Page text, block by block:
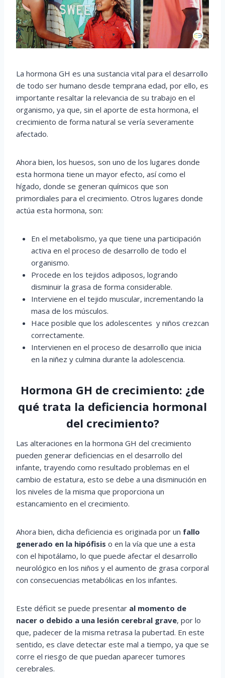
La hormona GH es una sustancia vital para el desarrollo
de todo ser humano desde temprana edad, por ello, es
importante resaltar la relevancia de su trabajo en el
organismo, ya que, sin el aporte de esta hormona, el
crecimiento de forma natural se vería severamente
afectado.
Ahora bien, los huesos, son uno de los lugares donde
esta hormona tiene un mayor efecto, así como el
hígado, donde se generan químicos que son
primordiales para el crecimiento. Otros lugares donde
actúa esta hormona, son:
En el metabolismo, ya que tiene una participación
activa en el proceso de desarrollo de todo el
organismo.
Procede en los tejidos adiposos, logrando
disminuir la grasa de forma considerable.
Interviene en el tejido muscular, incrementando la
masa de los músculos.
Hace posible que los adolescentes y niños crezcan
correctamente.
Intervienen en el proceso de desarrollo que inicia
en la niñez y culmina durante la adolescencia.
Hormona GH de crecimiento: ¿de
qué trata la deficiencia hormonal
del crecimiento?
Las alteraciones en la hormona GH del crecimiento
pueden generar deficiencias en el desarrollo del
infante, trayendo como resultado problemas en el
cambio de estatura, esto se debe a una disminución en
los niveles de la misma que proporciona un
estancamiento en el crecimiento.
Ahora bien, dicha deficiencia es originada por un fallo
generado en la hipófisis o en la vía que une a esta
con el hipotálamo, lo que puede afectar el desarrollo
neurológico en los niños y el aumento de grasa corporal
con consecuencias metabólicas en los infantes.
Este déficit se puede presentar al momento de
nacer o debido a una lesión cerebral grave, por lo
que, padecer de la misma retrasa la pubertad. En este
sentido, es clave detectar este mal a tiempo, ya que se
corre el riesgo de que puedan aparecer tumores
cerebrales.